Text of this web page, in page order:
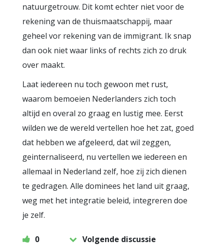
natuurgetrouw. Dit komt echter niet voor de
rekening van de thuismaatschappij, maar
geheel vor rekening van de immigrant. Ik snap
dan ook niet waar links of rechts zich zo druk
over maakt.
Laat iedereen nu toch gewoon met rust,
waarom bemoeien Nederlanders zich toch
altijd en overal zo graag en lustig mee. Eerst
wilden we de wereld vertellen hoe het zat, goed
dat hebben we afgeleerd, dat wil zeggen,
geinternaliseerd, nu vertellen we iedereen en
allemaal in Nederland zelf, hoe zij zich dienen
te gedragen. Alle dominees het land uit graag,
weg met het integratie beleid, integreren doe
je zelf.
0
Volgende discussie